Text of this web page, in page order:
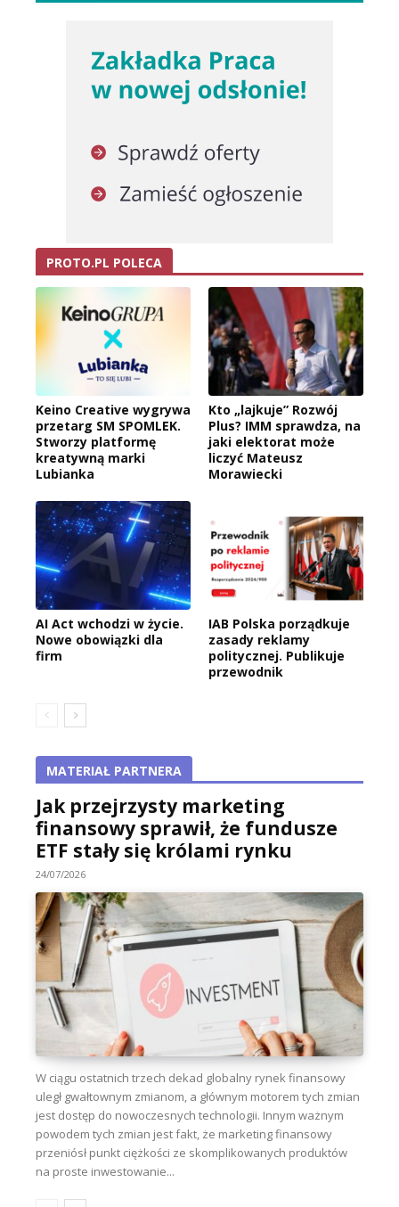
PROTO.PL POLECA
Keino Creative wygrywa
przetarg SM SPOMLEK.
Stworzy platformę
kreatywną marki
Lubianka
Kto „lajkuje” Rozwój
Plus? IMM sprawdza, na
jaki elektorat może
liczyć Mateusz
Morawiecki
AI Act wchodzi w życie.
Nowe obowiązki dla
firm
IAB Polska porządkuje
zasady reklamy
politycznej. Publikuje
przewodnik
MATERIAŁ PARTNERA
Jak przejrzysty marketing
finansowy sprawił, że fundusze
ETF stały się królami rynku
24/07/2026
W ciągu ostatnich trzech dekad globalny rynek finansowy
uległ gwałtownym zmianom, a głównym motorem tych zmian
jest dostęp do nowoczesnych technologii. Innym ważnym
powodem tych zmian jest fakt, że marketing finansowy
przeniósł punkt ciężkości ze skomplikowanych produktów
na proste inwestowanie...